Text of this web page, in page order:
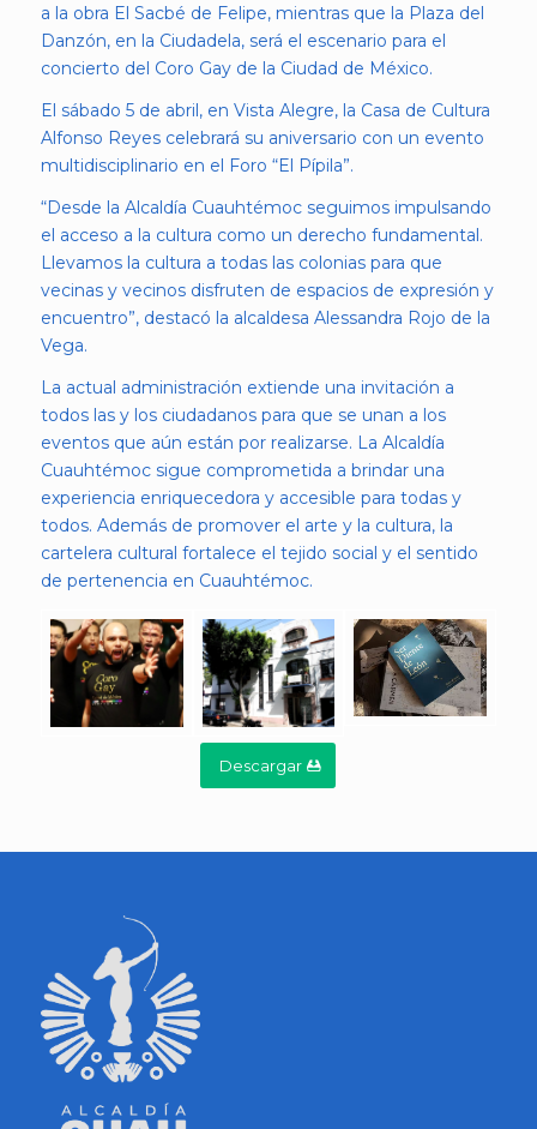
a la obra El Sacbé de Felipe, mientras que la Plaza del
Danzón, en la Ciudadela, será el escenario para el
concierto del Coro Gay de la Ciudad de México.
El sábado 5 de abril, en Vista Alegre, la Casa de Cultura
Alfonso Reyes celebrará su aniversario con un evento
multidisciplinario en el Foro “El Pípila”.
“Desde la Alcaldía Cuauhtémoc seguimos impulsando
el acceso a la cultura como un derecho fundamental.
Llevamos la cultura a todas las colonias para que
vecinas y vecinos disfruten de espacios de expresión y
encuentro”, destacó la alcaldesa Alessandra Rojo de la
Vega.
La actual administración extiende una invitación a
todos las y los ciudadanos para que se unan a los
eventos que aún están por realizarse. La Alcaldía
Cuauhtémoc sigue comprometida a brindar una
experiencia enriquecedora y accesible para todas y
todos. Además de promover el arte y la cultura, la
cartelera cultural fortalece el tejido social y el sentido
de pertenencia en Cuauhtémoc.
Descargar